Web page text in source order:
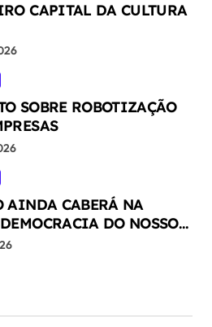
CAPITAL DA CULTURA
SOBRE ROBOTIZAÇÃO
AINDA CABERÁ NA
DO NOSSO